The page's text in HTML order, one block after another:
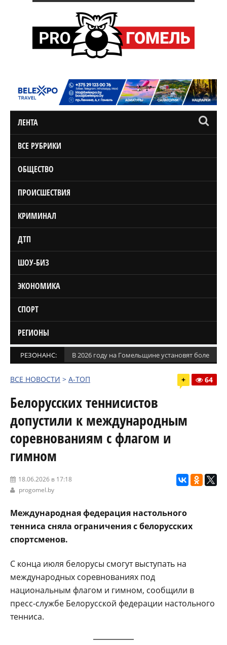
ЛЕНТА
ВСЕ РУБРИКИ
ОБЩЕСТВО
ПРОИСШЕСТВИЯ
КРИМИНАЛ
ДТП
ШОУ-БИЗ
ЭКОНОМИКА
СПОРТ
РЕГИОНЫ
РЕЗОНАНС: В 2026 году на Гомельщине установят более
ВСЕ НОВОСТИ > А-ТОП + 64
Белорусских теннисистов
допустили к международным
соревнованиям с флагом и
гимном
18.06.2026 в 17:18
progomel.by
Международная федерация настольного
тенниса сняла ограничения с белорусских
спортсменов.
С конца июля белорусы смогут выступать на
международных соревнованиях под
национальным флагом и гимном, сообщили в
пресс-службе Белорусской федерации настольного
тенниса.